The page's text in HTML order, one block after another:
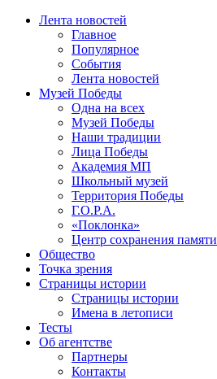
Лента новостей
Главное
Популярное
События
Лента новостей
Музей Победы
Одна на всех
Музей Победы
Наши традиции
Лица Победы
Академия МП
Школьный музей
Территория Победы
Г.О.Р.А.
«Поклонка»
Центр сохранения памяти
Общество
Точка зрения
Страницы истории
Страницы истории
Имена в летописи
Тесты
Об агентстве
Партнеры
Контакты